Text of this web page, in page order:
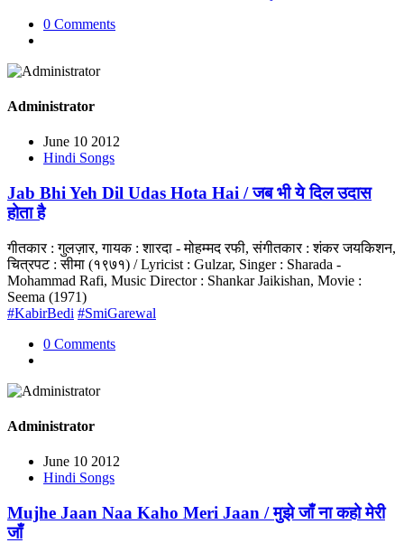
0 Comments
Administrator
June 10 2012
Hindi Songs
Jab Bhi Yeh Dil Udas Hota Hai / जब भी ये दिल उदास
होता है
गीतकार : गुलज़ार, गायक : शारदा - मोहम्मद रफी, संगीतकार : शंकर जयकिशन,
चित्रपट : सीमा (१९७१) / Lyricist : Gulzar, Singer : Sharada -
Mohammad Rafi, Music Director : Shankar Jaikishan, Movie :
Seema (1971)
#KabirBedi #SmiGarewal
0 Comments
Administrator
June 10 2012
Hindi Songs
Mujhe Jaan Naa Kaho Meri Jaan / मुझे जाँ ना कहो मेरी
जाँ